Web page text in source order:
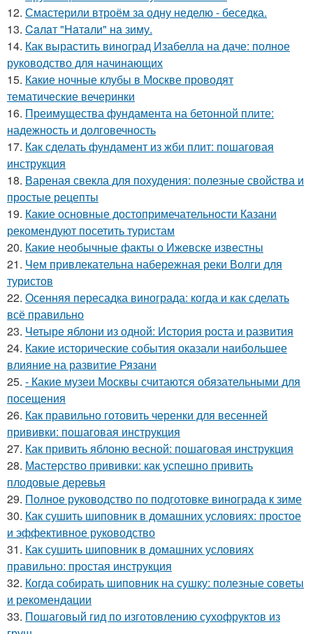
12. Смастерили втроём за одну неделю - беседка.
13. Caлaт "Нaтaли" нa зиму.
14. Как вырастить виноград Изабелла на даче: полное
руководство для начинающих
15. Какие ночные клубы в Москве проводят
тематические вечеринки
16. Преимущества фундамента на бетонной плите:
надежность и долговечность
17. Как сделать фундамент из жби плит: пошаговая
инструкция
18. Вареная свекла для похудения: полезные свойства и
простые рецепты
19. Какие основные достопримечательности Казани
рекомендуют посетить туристам
20. Какие необычные факты о Ижевске известны
21. Чем привлекательна набережная реки Волги для
туристов
22. Осенняя пересадка винограда: когда и как сделать
всё правильно
23. Четыре яблони из одной: История роста и развития
24. Какие исторические события оказали наибольшее
влияние на развитие Рязани
25. - Какие музеи Москвы считаются обязательными для
посещения
26. Как правильно готовить черенки для весенней
прививки: пошаговая инструкция
27. Как привить яблоню весной: пошаговая инструкция
28. Мастерство прививки: как успешно привить
плодовые деревья
29. Полное руководство по подготовке винограда к зиме
30. Как сушить шиповник в домашних условиях: простое
и эффективное руководство
31. Как сушить шиповник в домашних условиях
правильно: простая инструкция
32. Когда собирать шиповник на сушку: полезные советы
и рекомендации
33. Пошаговый гид по изготовлению сухофруктов из